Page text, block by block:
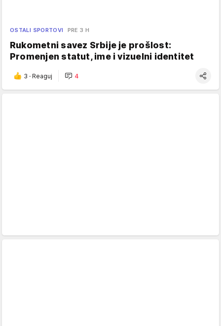
OSTALI SPORTOVI PRE 3 H
Rukometni savez Srbije je prošlost:
Promenjen statut, ime i vizuelni identitet
3 · Reaguj 4